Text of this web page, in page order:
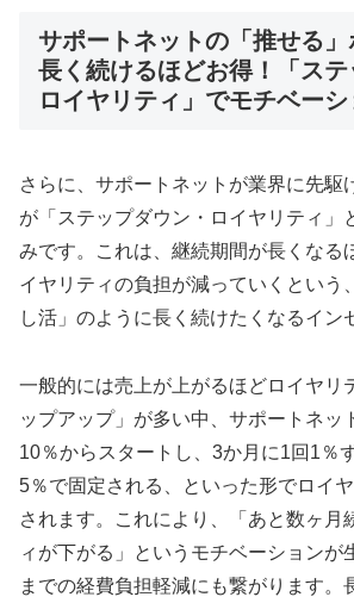
サポートネットの「推せる」
長く続けるほどお得！「ステ
ロイヤリティ」でモチベーシ
さらに、サポートネットが業界に先駆
が「ステップダウン・ロイヤリティ」
みです。これは、継続期間が長くなる
イヤリティの負担が減っていくという
し活」のように長く続けたくなるイン
一般的には売上が上がるほどロイヤリ
ップアップ」が多い中、サポートネッ
10％からスタートし、3か月に1回1％
5％で固定される、といった形でロイ
されます。これにより、「あと数ヶ月
ィが下がる」というモチベーションが
までの経費負担軽減にも繋がります。